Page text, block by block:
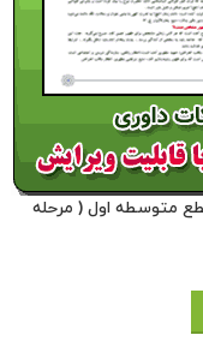
متوسطه اول ( مرحله